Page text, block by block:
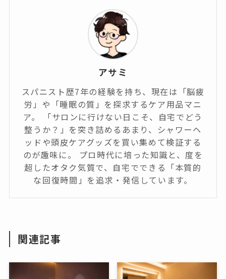
アサミ
スパニスト歴7年の経験を持ち、現在は「脳疲
労」や「睡眠の質」を探求するケア用品マニ
ア。 「サロンに行けない日こそ、自宅でどう
整うか？」を突き詰めるあまり、シャワーヘ
ッドや頭皮ケアグッズを買い集めて検証する
のが趣味に。 プロ時代に培った知識と、度を
超したオタク気質で、自宅でできる「本質的
な回復時間」を追求・発信しています。
関連記事